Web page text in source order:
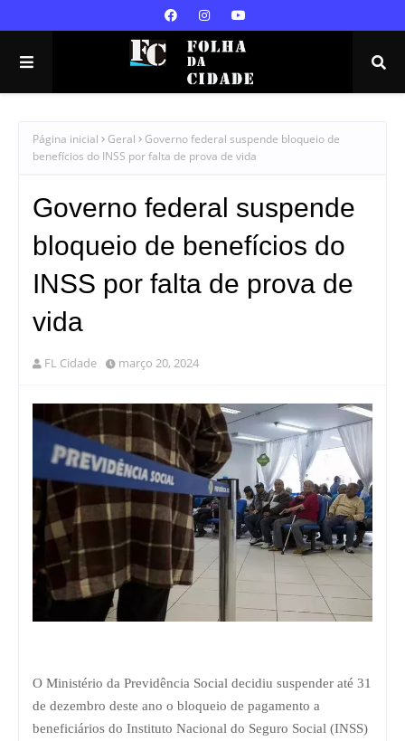
Página inicial Geral
Governo federal suspende bloqueio de
benefícios do INSS por falta de prova de vida
Governo federal suspende
bloqueio de benefícios do
INSS por falta de prova de
vida
FL Cidade março 20, 2024
O Ministério da Previdência Social decidiu suspender até 31
de dezembro deste ano o bloqueio de pagamento a
beneficiários do Instituto Nacional do Seguro Social (INSS)